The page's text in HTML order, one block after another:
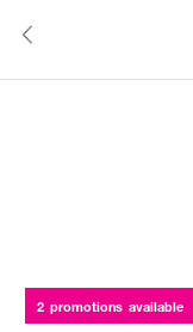
2 promotions available